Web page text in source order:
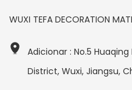
WUXI TEFA DECORATION
Adicionar : No.5
District, Wuxi, Jiangsu,